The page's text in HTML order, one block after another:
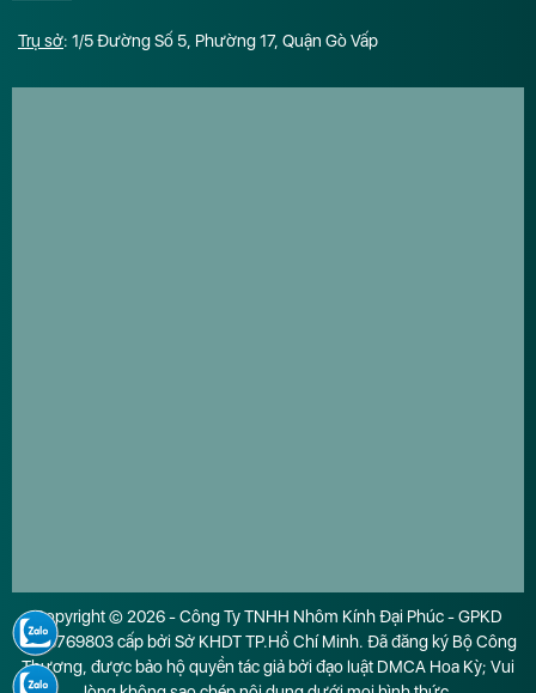
Trụ sở: 1/5 Đường Số 5, Phường 17, Quận Gò Vấp
Copyright © 2026 - Công Ty TNHH Nhôm Kính Đại Phúc - GPKD
0316769803 cấp bởi Sở KHDT TP.Hồ Chí Minh. Đã đăng ký Bộ Công
Thương, được bảo hộ quyền tác giả bởi đạo luật DMCA Hoa Kỳ; Vui